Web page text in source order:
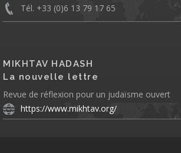
Tél. +33 (0)6 13 79 17 65
MIKHTAV HADASH
La nouvelle lettre
Revue de réflexion pour un judaïsme ouvert
https://www.mikhtav.org/